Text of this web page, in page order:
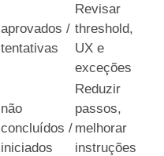
aprovados /
tentativas
Revisar
threshold,
UX e
exceções
não
concluídos /
iniciados
Reduzir
passos,
melhorar
instruções